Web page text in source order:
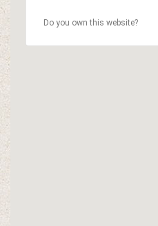
Do you own this website?